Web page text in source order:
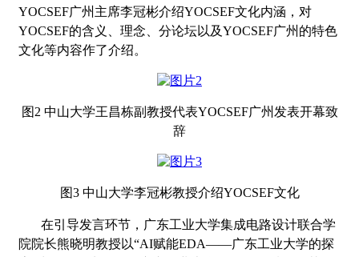
YOCSEF广州主席李冠彬介绍YOCSEF文化内涵，对
YOCSEF的含义、理念、分论坛以及YOCSEF广州的特色
文化等内容作了介绍。
图2 中山大学王昌栋副教授代表YOCSEF广州发表开幕致
辞
图3 中山大学李冠彬教授介绍YOCSEF文化
在引导发言环节，广东工业大学集成电路设计联合学
院院长熊晓明教授以“AI赋能EDA——广东工业大学的探